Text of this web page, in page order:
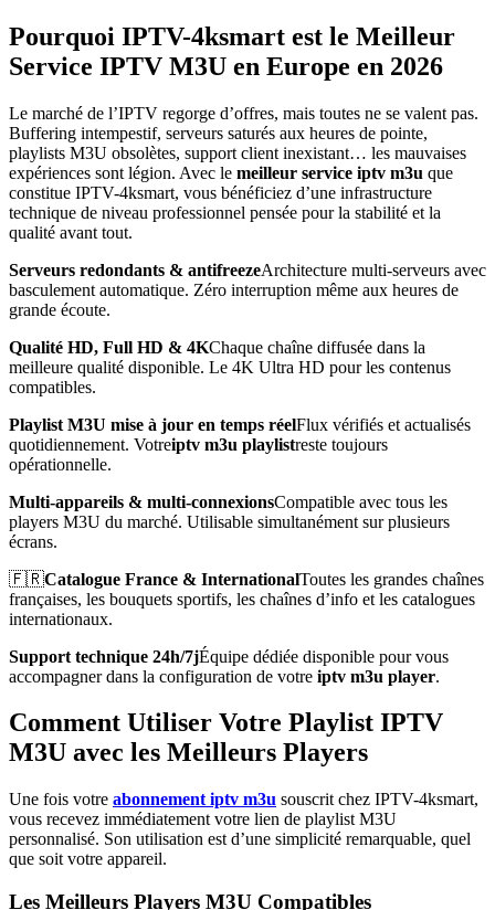
Pourquoi IPTV-4ksmart est le Meilleur
Service IPTV M3U en Europe en 2026
Le marché de l’IPTV regorge d’offres, mais toutes ne se valent pas.
Buffering intempestif, serveurs saturés aux heures de pointe,
playlists M3U obsolètes, support client inexistant… les mauvaises
expériences sont légion. Avec le meilleur service iptv m3u que
constitue IPTV-4ksmart, vous bénéficiez d’une infrastructure
technique de niveau professionnel pensée pour la stabilité et la
qualité avant tout.
Serveurs redondants & antifreezeArchitecture multi-serveurs avec
basculement automatique. Zéro interruption même aux heures de
grande écoute.
Qualité HD, Full HD & 4KChaque chaîne diffusée dans la
meilleure qualité disponible. Le 4K Ultra HD pour les contenus
compatibles.
Playlist M3U mise à jour en temps réelFlux vérifiés et actualisés
quotidiennement. Votreiptv m3u playlistreste toujours
opérationnelle.
Multi-appareils & multi-connexionsCompatible avec tous les
players M3U du marché. Utilisable simultanément sur plusieurs
écrans.
🇫🇷Catalogue France & InternationalToutes les grandes chaînes
françaises, les bouquets sportifs, les chaînes d’info et les catalogues
internationaux.
Support technique 24h/7jÉquipe dédiée disponible pour vous
accompagner dans la configuration de votre iptv m3u player.
Comment Utiliser Votre Playlist IPTV
M3U avec les Meilleurs Players
Une fois votre abonnement iptv m3u souscrit chez IPTV-4ksmart,
vous recevez immédiatement votre lien de playlist M3U
personnalisé. Son utilisation est d’une simplicité remarquable, quel
que soit votre appareil.
Les Meilleurs Players M3U Compatibles